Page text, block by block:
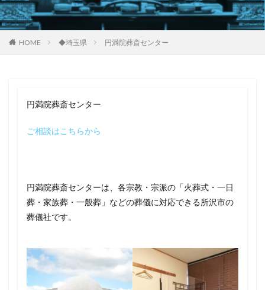
HOME ◆埼玉県 円満院葬斎センター
円満院葬斎センター
ご相談はこちらから
円満院葬斎センターは、各宗教・宗派の「火葬式・一日
葬・家族葬・一般葬」などの葬儀に対応できる所沢市の
葬儀社です。